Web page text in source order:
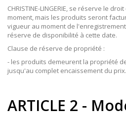
CHRISTINE-LINGERIE, se réserve le
moment, mais les produits seront
vigueur au moment de
réserve de disponibilité à cette date.
Clause de réserve de propriété :
- les produits demeurent la propriété de
jusqu'au complet encaissement du prix.
ARTICLE 2 -